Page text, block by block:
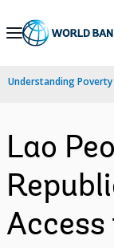
Skip
Navigation
Understanding Poverty
Lao
Access